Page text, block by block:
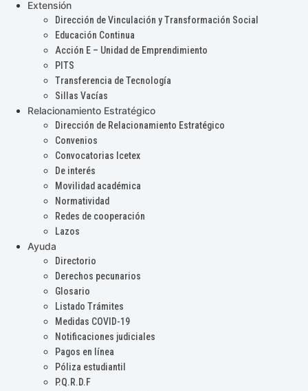
Extensión
Dirección de Vinculación y Transformación Social
Educación Continua
Acción E – Unidad de Emprendimiento
PITS
Transferencia de Tecnología
Sillas Vacías
Relacionamiento Estratégico
Dirección de Relacionamiento Estratégico
Convenios
Convocatorias Icetex
De interés
Movilidad académica
Normatividad
Redes de cooperación
Lazos
Ayuda
Directorio
Derechos pecunarios
Glosario
Listado Trámites
Medidas COVID-19
Notificaciones judiciales
Pagos en línea
Póliza estudiantil
P.Q.R.D.F